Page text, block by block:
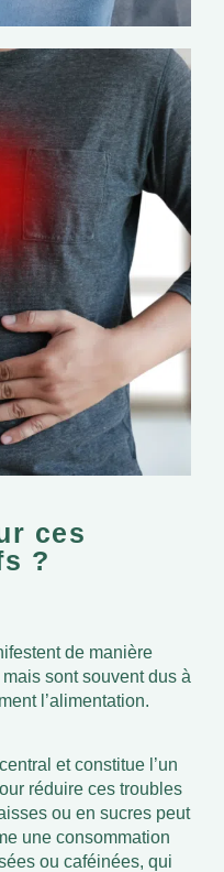
ces
?
de manière
sont souvent dus à
l’alimentation.
et constitue l’un
réduire ces troubles
ou en sucres peut
une consommation
ou caféinées, qui